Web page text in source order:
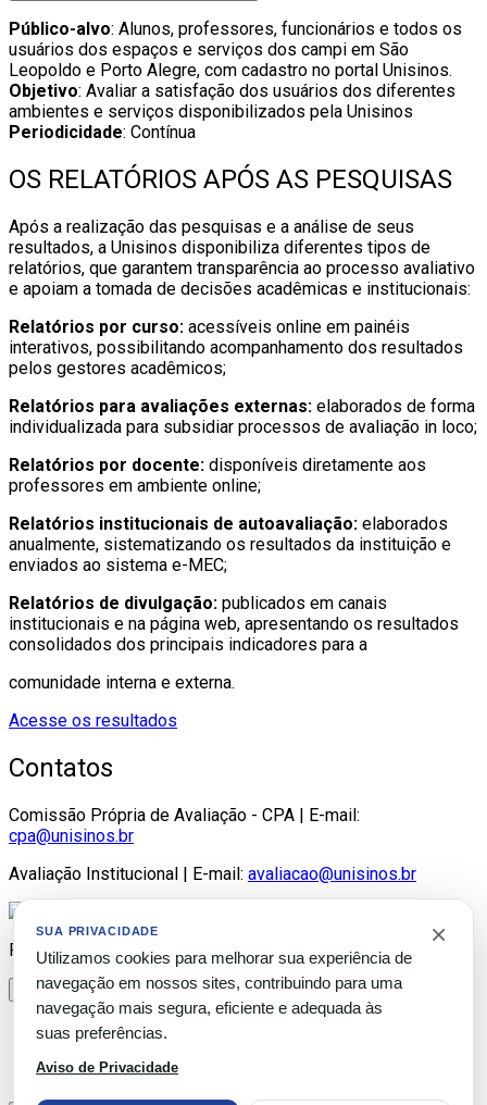
Público-alvo: Alunos, professores, funcionários e todos os
usuários dos espaços e serviços dos campi em São
Leopoldo e Porto Alegre, com cadastro no portal Unisinos.
Objetivo: Avaliar a satisfação dos usuários dos diferentes
ambientes e serviços disponibilizados pela Unisinos
Periodicidade: Contínua
OS RELATÓRIOS APÓS AS PESQUISAS
Após a realização das pesquisas e a análise de seus
resultados, a Unisinos disponibiliza diferentes tipos de
relatórios, que garantem transparência ao processo avaliativo
e apoiam a tomada de decisões acadêmicas e institucionais:
Relatórios por curso: acessíveis online em painéis
interativos, possibilitando acompanhamento dos resultados
pelos gestores acadêmicos;
Relatórios para avaliações externas: elaborados de forma
individualizada para subsidiar processos de avaliação in loco;
Relatórios por docente: disponíveis diretamente aos
professores em ambiente online;
Relatórios institucionais de autoavaliação: elaborados
anualmente, sistematizando os resultados da instituição e
enviados ao sistema e-MEC;
Relatórios de divulgação: publicados em canais
institucionais e na página web, apresentando os resultados
consolidados dos principais indicadores para a
comunidade interna e externa.
Acesse os resultados
Contatos
Comissão Própria de Avaliação - CPA | E-mail:
cpa@unisinos.br
Avaliação Institucional | E-mail: avaliacao@unisinos.br
Please publish modules inoffcanvasposition.
×
×
Valores Estacionamento São Leopoldo
×
SUA PRIVACIDADE
Utilizamos cookies para melhorar sua experiência de
navegação em nossos sites, contribuindo para uma
navegação mais segura, eficiente e adequada às
suas preferências.
Aviso de Privacidade